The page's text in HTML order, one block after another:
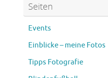
Seiten
Events
Einblicke – meine Fotos
Tipps Fotografie